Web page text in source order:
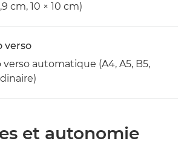
cm, 10 × 10 cm)
verso
automatique (A4, A5, B5,
et autonomie